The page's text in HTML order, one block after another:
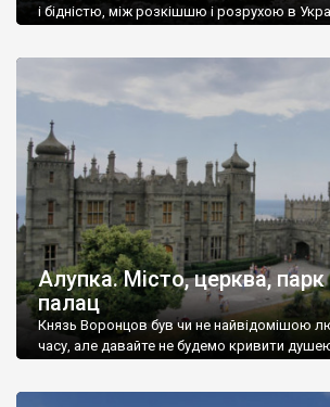
і бідністю, між розкішшю і розрухою в
Алупка. Місто, церква, парк
палац
Князь Воронцов був чи не найвідомішою
часу, але давайте не будемо кривити